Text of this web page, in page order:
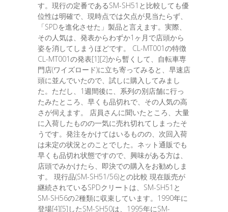
す。現行の定番であるSM-SH51と比較しても優
位性は明確で、現時点では欠点が見当たらず、
「SPDを進化させた」製品と言えます。実際、
その人気は、発表からわずか1ヶ月で店頭から
姿を消してしまうほどです。 CL-MT001の特徴
CL-MT001の発表[1][2]から暫くして、自転車専
門店(ワイズロード)に立ち寄ってみると、早速店
頭に並んでいたので、試しに購入してみまし
た。ただし、1週間後に、系列の別店舗に行っ
たみたところ、早くも品切れで、その人気の高
さが伺えます。 店員さんに聞いたところ、大量
に入荷したものの一気に売れ切れてしまったそ
うです。発注をかけてはいるものの、次回入荷
は未定の状況とのことでした。ネット通販でも
早くも品切れ状態ですので、興味がある方は、
店頭でみかけたら、即決での購入をお勧めしま
す。 現行品(SM-SH51/56)との比較 現在販売が
継続されているSPDクリートは、SM-SH51と
SM-SH56の2種類に収束しています。1990年に
登場[4][5]したSM-SH50は、1995年にSM-